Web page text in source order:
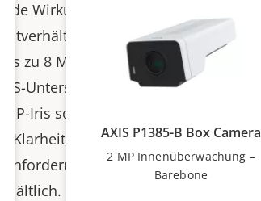
Wirkung
eine
zu 8 MP. Dank
Unterstützung ist
P-Iris sorgt für Bilder
Klarheit, Auflösung
Anforderungen sind
Diese Geräte
AXIS P1385-B Box Camera
2 MP Innenüberwachung –
Barebone